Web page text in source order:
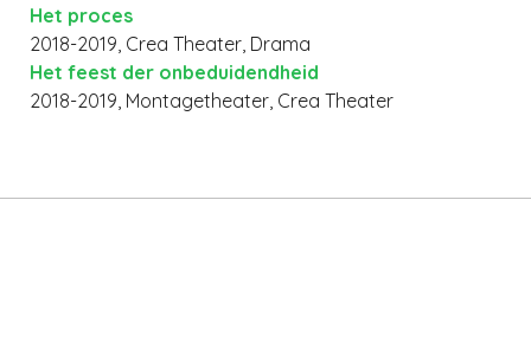
Het proces
2018-2019, Crea Theater, Drama
Het feest der onbeduidendheid
2018-2019, Montagetheater, Crea Theater